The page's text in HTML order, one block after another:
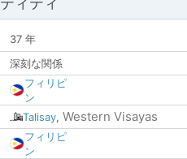
37 年
深刻な関係
フィリピ
ン
Talisay, Western Visayas
フィリピ
ン